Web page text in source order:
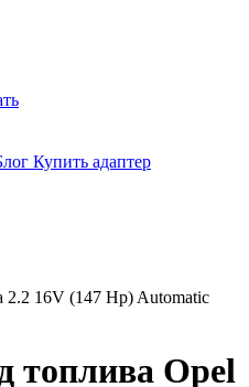
Купить адаптер
2.2 16V (147 Hp) Automatic
топлива Opel